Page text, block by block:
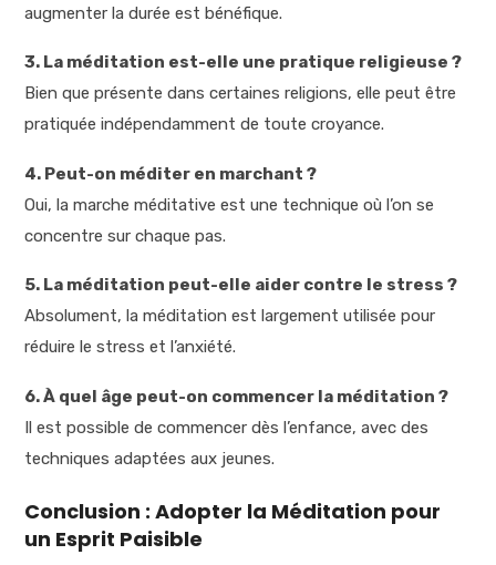
augmenter la durée est bénéfique.
3. La méditation est-elle une pratique religieuse ?
Bien que présente dans certaines religions, elle peut être
pratiquée indépendamment de toute croyance.
4. Peut-on méditer en marchant ?
Oui, la marche méditative est une technique où l’on se
concentre sur chaque pas.
5. La méditation peut-elle aider contre le stress ?
Absolument, la méditation est largement utilisée pour
réduire le stress et l’anxiété.
6. À quel âge peut-on commencer la méditation ?
Il est possible de commencer dès l’enfance, avec des
techniques adaptées aux jeunes.
Conclusion : Adopter la Méditation pour
un Esprit Paisible